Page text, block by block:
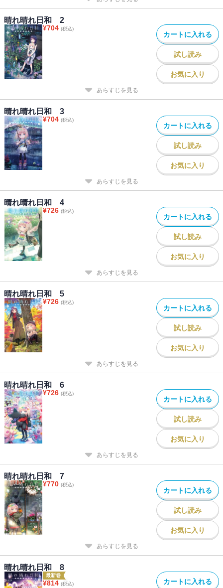
晴れ晴れ日和 2
¥704 (税込)
カートに入れる
試し読み
お気に入り
あらすじを見る
晴れ晴れ日和 3
¥704 (税込)
カートに入れる
試し読み
お気に入り
あらすじを見る
晴れ晴れ日和 4
¥726 (税込)
カートに入れる
試し読み
お気に入り
あらすじを見る
晴れ晴れ日和 5
¥726 (税込)
カートに入れる
試し読み
お気に入り
あらすじを見る
晴れ晴れ日和 6
¥726 (税込)
カートに入れる
試し読み
お気に入り
あらすじを見る
晴れ晴れ日和 7
¥770 (税込)
カートに入れる
試し読み
お気に入り
あらすじを見る
晴れ晴れ日和 8
最新巻
¥814 (税込) カートに入れる